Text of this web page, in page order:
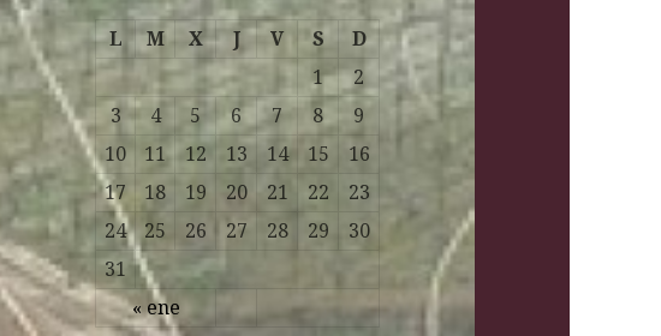
L M X J V S D
« ene
1
2
3
4 5 6 7 8
9
10
11 12 13 14 15
16
17
18 19 20 21 22
23
24
25 26 27 28 29
30
31